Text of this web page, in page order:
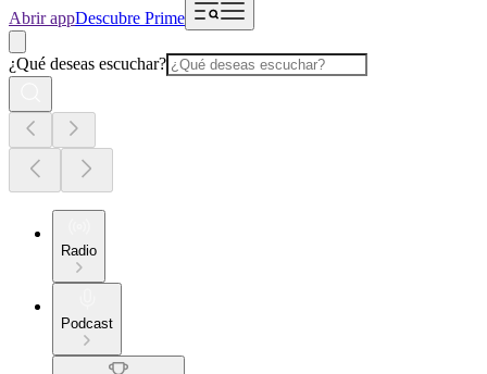
Abrir appDescubre Prime
¿Qué deseas escuchar?
Radio
Podcast